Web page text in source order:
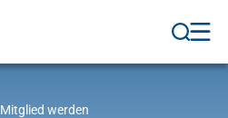
Mitglied werden